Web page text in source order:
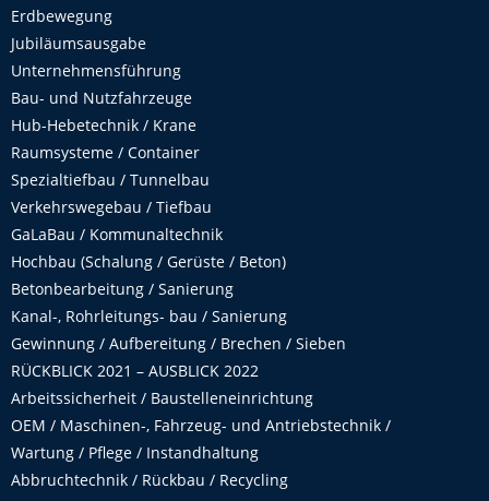
Erdbewegung
Jubiläumsausgabe
Unternehmensführung
Bau- und Nutzfahrzeuge
Hub-Hebetechnik / Krane
Raumsysteme / Container
Spezialtiefbau / Tunnelbau
Verkehrswegebau / Tiefbau
GaLaBau / Kommunaltechnik
Hochbau (Schalung / Gerüste / Beton)
Betonbearbeitung / Sanierung
Kanal-, Rohrleitungs- bau / Sanierung
Gewinnung / Aufbereitung / Brechen / Sieben
RÜCKBLICK 2021 – AUSBLICK 2022
Arbeitssicherheit / Baustelleneinrichtung
OEM / Maschinen-, Fahrzeug- und Antriebstechnik /
Wartung / Pflege / Instandhaltung
Abbruchtechnik / Rückbau / Recycling